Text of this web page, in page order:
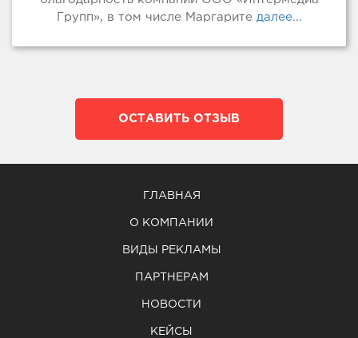
Групп», в том числе Маргарите далее...
ОСТАВИТЬ ОТЗЫВ
ГЛАВНАЯ
О КОМПАНИИ
ВИДЫ РЕКЛАМЫ
ПАРТНЕРАМ
НОВОСТИ
КЕЙСЫ